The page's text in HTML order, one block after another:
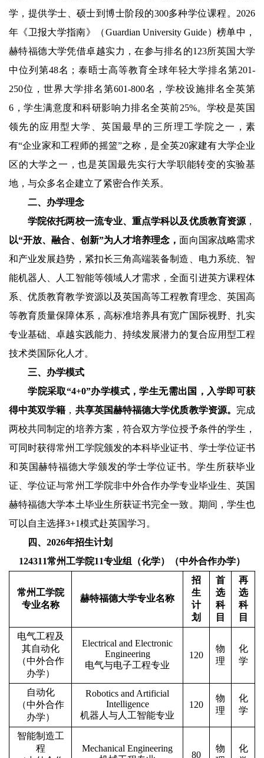
学，提供学士、硕士到博士阶段的300多种学位课程。 2026
年《卫报大学指南》（Guardian University Guide）榜单中，
赫特福德大学凭借卓越实力，在参与排名的123所英国大学
中位列第48名；泰晤士高等教育全球年轻大学排名第201-
250位，世界大学排名第601-800名，学校设施排名全英第
6 ，学生满意度和科研影响力排名全英前25%。学校是英国
领先的应用型大学、英国最早的三所理工学院之一，素
有“企业家和工程师的摇篮”之称，是全英20家建有大学企业
区的大学之一，也是英国最先实行大学职能转变的实验基
地，与众多名企建立了紧密合作关系。
二、办学理念
学院依托两校一流专业、重点学科以及优质教育资源 ，
以“开放、融合、创新”为人才培养理念，面向国家战略需求
和产业发展趋势，紧扣长三角高端装备制造、电力系统、智
能机器人、人工智能等领域人才需求，全面引进英方课程体
系、优质教育教学资源以及英国高等工程教育理念、英国高
等教育质量保障体系，高标准培养具有宽广国际视野、扎实
专业基础、卓越实践能力、持续发展潜力的复合应用型工程
技术类国际化人才。
三、办学模式
学院采取“4+0”办学模式，学生无需出国，入学即可获
得中英双学籍 ， 共享英国赫特福德大学优质教学资源。 完成
两校共同制定的培养方案，符合双方学位授予条件的学生，
可同时获得常州工学院颁发的本科毕业证书、学士学位证书
和英国赫特福德大学颁发的学士学位证书。学生所获毕业
证、学位证与常州工学院非中外合作办学专业毕业生、英国
赫特福德大学本土毕业生所获证书完全一致。期间，学生也
可以自主选择3+1模式赴英国学习。
四、2026年招生计划
124311常州工学院11专业组（化学）（中外合作办学）
常州工学院
专业名称
赫特福德大学专业名称
招
生
计
划
首
选
科
目
再
选
科
目
电气工程及
其自动化
（中外合作
办学）
Electrical and Electronic
Engineering
电气与电子工程专业
120
物
理
化
学
自动化
（中外合作
办学）
Robotics and Artificial
Intelligence
机器人与人工智能专业
120
物
理
化
学
智能制造工
程
Mechanical Engineering
80
物
化